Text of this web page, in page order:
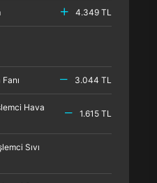
4.349 TL
3.044 TL
Hava
1.615 TL
Sıvı